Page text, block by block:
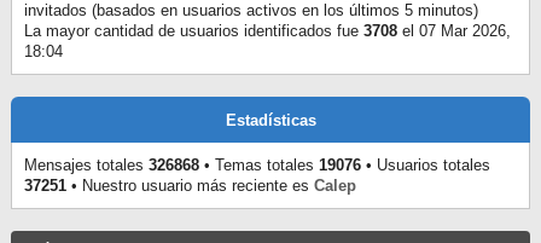
invitados (basados en usuarios activos en los últimos 5 minutos)
La mayor cantidad de usuarios identificados fue 3708 el 07 Mar 2026,
18:04
Estadísticas
Mensajes totales 326868 • Temas totales 19076 • Usuarios totales
37251 • Nuestro usuario más reciente es Calep